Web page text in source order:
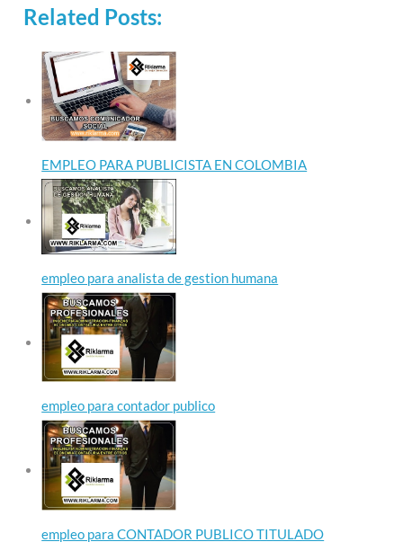
Related Posts:
EMPLEO PARA PUBLICISTA EN COLOMBIA
empleo para analista de gestion humana
empleo para contador publico
empleo para CONTADOR PUBLICO TITULADO